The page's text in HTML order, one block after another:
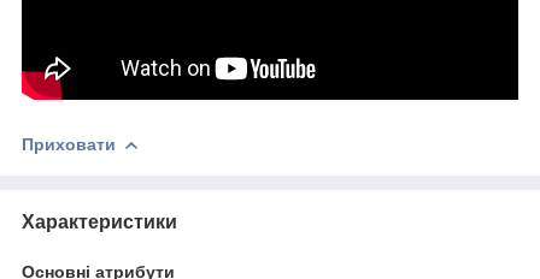
Приховати
Характеристики
Основні атрибути